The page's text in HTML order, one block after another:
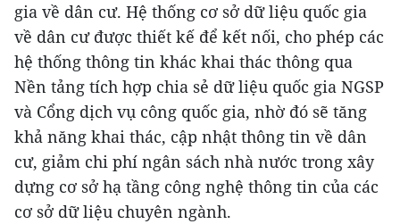
gia về dân cư. Hệ thống cơ sở dữ liệu quốc gia
về dân cư được thiết kế để kết nối, cho phép các
hệ thống thông tin khác khai thác thông qua
Nền tảng tích hợp chia sẻ dữ liệu quốc gia NGSP
và Cổng dịch vụ công quốc gia, nhờ đó sẽ tăng
khả năng khai thác, cập nhật thông tin về dân
cư, giảm chi phí ngân sách nhà nước trong xây
dựng cơ sở hạ tầng công nghệ thông tin của các
cơ sở dữ liệu chuyên ngành.